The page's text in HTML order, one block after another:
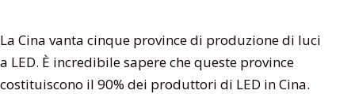
La Cina vanta cinque province di produzione di luci
a LED. È incredibile sapere che queste province
costituiscono il 90% dei produttori di LED in Cina.